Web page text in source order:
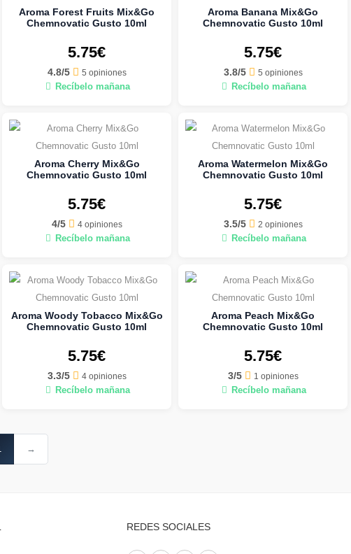
Aroma Forest Fruits Mix&Go
Chemnovatic Gusto 10ml
5.75€
4.8/5 5 opiniones
Recíbelo mañana
Aroma Banana Mix&Go
Chemnovatic Gusto 10ml
5.75€
3.8/5 5 opiniones
Recíbelo mañana
Aroma Cherry Mix&Go
Chemnovatic Gusto 10ml
5.75€
4/5 4 opiniones
Recíbelo mañana
Aroma Watermelon Mix&Go
Chemnovatic Gusto 10ml
5.75€
3.5/5 2 opiniones
Recíbelo mañana
Aroma Woody Tobacco Mix&Go
Chemnovatic Gusto 10ml
5.75€
3.3/5 4 opiniones
Recíbelo mañana
Aroma Peach Mix&Go
Chemnovatic Gusto 10ml
5.75€
3/5 1 opiniones
Recíbelo mañana
→
REDES SOCIALES